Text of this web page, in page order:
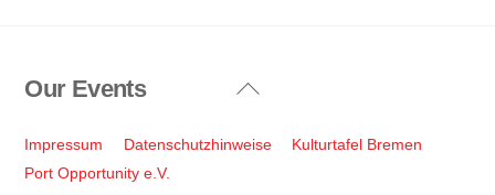
Back
Top
Our Events
Impressum Datenschutzhinweise
Kulturtafel Bremen
Port Opportunity e.V.